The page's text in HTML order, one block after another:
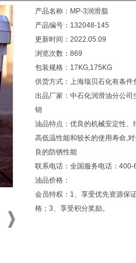
产品名称：MP-3润滑脂
产品编号：132048-145
更新时间：2022.05.09
浏览次数： 869
包装规格：17KG,175KG
供货方式：上海瑞贝石化有条件
出品厂家：中石化润滑油分公
销
油品特点：优良的机械安定性、
高低温性能和较长的使用寿命,
良的防锈性能
联系电话：全国服务电话：400-
油品价格：
会员特权：1、享受优先资源保
格；3、享受积分奖励。